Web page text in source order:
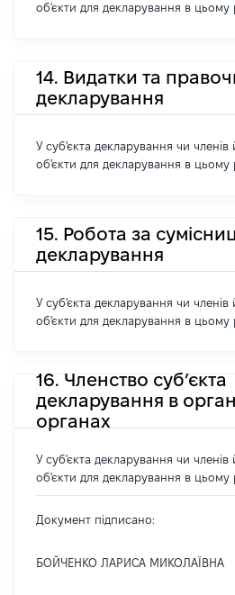
об'єкти для декларування в цьому
14. Видатки та
декларування
У суб'єкта декларування чи членів
об'єкти для декларування в цьому
15. Робота за
декларування
У суб'єкта декларування чи членів
об'єкти для декларування в цьому
16. Членство суб’єкта
декларування в
органах
У суб'єкта декларування чи членів
об'єкти для декларування в цьому
Документ підписано:
БОЙЧЕНКО ЛАРИСА МИКОЛАЇВНА